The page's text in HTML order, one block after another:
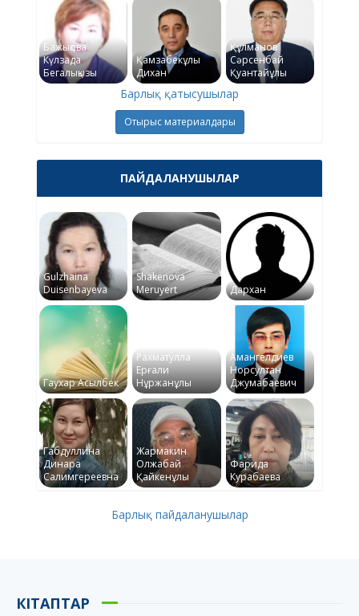
Бажықова
Күлзада
Бегалықызы
Қамзабекұлы
Дихан
Құлманов
Сәрсенбай
Қуантайұлы
Барлық қатысушылар
Отырыс материалдары
ПАЙДАЛАНУШЫЛАР
Gulzhaina
Duisenbayeva
Shakenova
Meruyert
Дархан
Гаухар Асылбек
Рахматулла
Ерғали
Нұржанұлы
Амангелдиев
Норсултан
Джумабаевич
Габдуллина
Динара
Салимгереевна
Жармакин
Олжабай
Қайкенұлы
Фарида
Курабаева
Барлық пайдаланушылар
КІТАПТАР